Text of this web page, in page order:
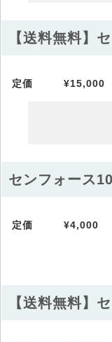
【送料無料】
定価 ¥15,000
センフォース
定価 ¥4,000
【送料無料】